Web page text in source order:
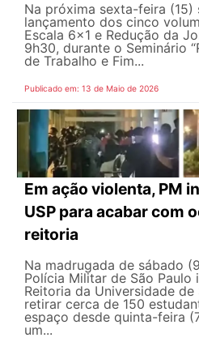
Na próxima sexta-feira (15)
lançamento dos cinco
Escala 6×1 e Redução da
9h30, durante o Seminário
de Trabalho e Fim...
Publicado em: 13 de Maio de 2026
Em ação violenta, PM
USP para acabar com
reitoria
Na madrugada de sábado
Polícia Militar de São Paulo
Reitoria da Universidade de
retirar cerca de 150
espaço desde quinta-feira
um...